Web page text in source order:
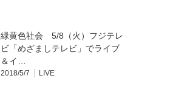
緑黄色社会 5/8（火）フジテレ
ビ「めざましテレビ」でライブ
＆イ…
2018/5/7 LIVE